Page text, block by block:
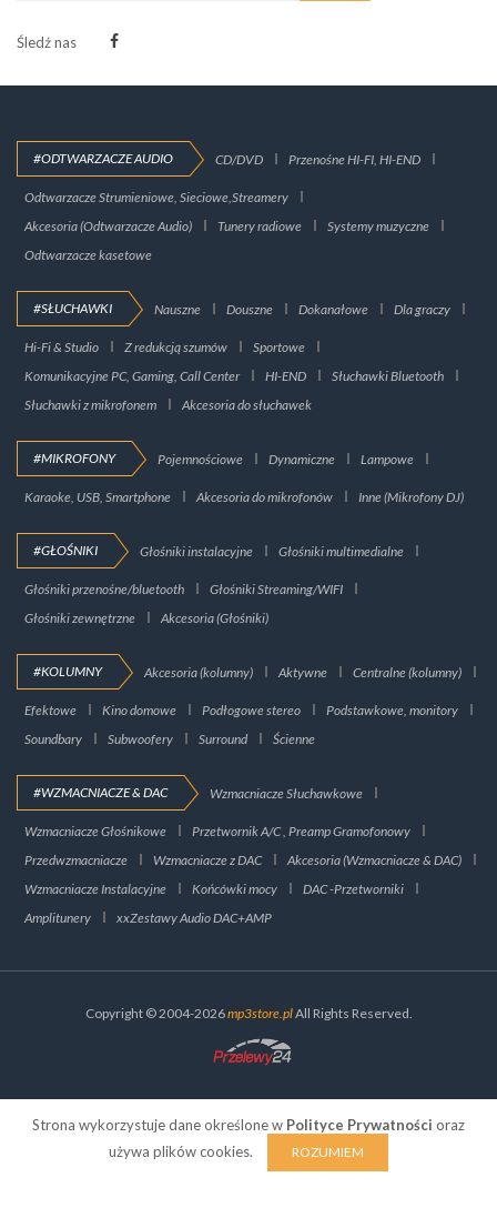
Śledź nas
#ODTWARZACZE AUDIO CD/DVD Przenośne HI-FI, HI-END
Odtwarzacze Strumieniowe, Sieciowe,Streamery
Akcesoria (Odtwarzacze Audio)
Tunery radiowe
Systemy muzyczne
Odtwarzacze kasetowe
#SŁUCHAWKI Nauszne Douszne Dokanałowe Dla graczy
Hi-Fi & Studio Z redukcją szumów
Sportowe
Komunikacyjne PC, Gaming, Call Center
HI-END
Słuchawki Bluetooth
Słuchawki z mikrofonem
Akcesoria do słuchawek
#MIKROFONY Pojemnościowe Dynamiczne Lampowe
Karaoke, USB, Smartphone Akcesoria do mikrofonów Inne (Mikrofony DJ)
#GŁOŚNIKI Głośniki instalacyjne Głośniki multimedialne
Głośniki przenośne/bluetooth
Głośniki Streaming/WIFI
Głośniki zewnętrzne
Akcesoria (Głośniki)
#KOLUMNY Akcesoria (kolumny) Aktywne Centralne (kolumny)
Efektowe Kino domowe Podłogowe stereo
Podstawkowe, monitory
Soundbary
Subwoofery Surround Ścienne
#WZMACNIACZE & DAC Wzmacniacze Słuchawkowe
Wzmacniacze Głośnikowe
Przetwornik A/C , Preamp Gramofonowy
Przedwzmacniacze
Wzmacniacze z DAC
Akcesoria (Wzmacniacze & DAC)
Wzmacniacze Instalacyjne
Końcówki mocy
DAC -Przetworniki
Amplitunery
xxZestawy Audio DAC+AMP
Copyright © 2004-2026mp3store.plAll Rights Reserved.
Strona wykorzystuje dane określone w Polityce Prywatności oraz
używa plików cookies.
ROZUMIEM